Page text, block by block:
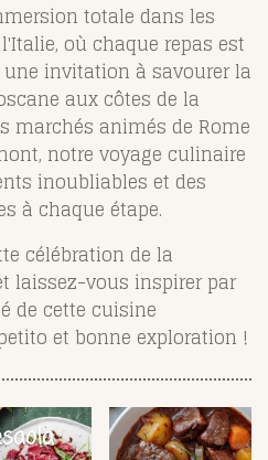
totale dans les
où chaque repas est
invitation à savourer la
aux côtes de la
marchés animés de Rome
notre voyage culinaire
inoubliables et des
à chaque étape.
célébration de la
laissez-vous inspirer par
de cette cuisine
et bonne exploration !